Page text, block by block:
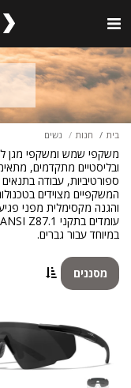
בית חנות נשים
ובליסטיים מתקדמים,
ספורטיביות, עבודה בתנאים
המשקפיים מצוידים
במיוחד עבור גברים.
מסננים